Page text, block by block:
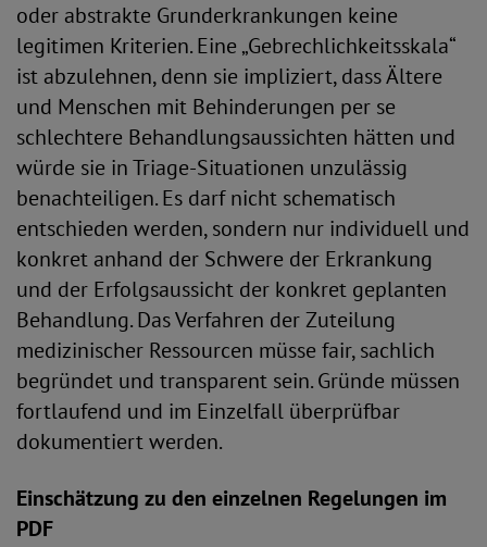
oder abstrakte Grunderkrankungen keine
legitimen Kriterien. Eine „Gebrechlichkeitsskala“
ist abzulehnen, denn sie impliziert, dass Ältere
und Menschen mit Behinderungen per se
schlechtere Behandlungsaussichten hätten und
würde sie in Triage-Situationen unzulässig
benachteiligen. Es darf nicht schematisch
entschieden werden, sondern nur individuell und
konkret anhand der Schwere der Erkrankung
und der Erfolgsaussicht der konkret geplanten
Behandlung. Das Verfahren der Zuteilung
medizinischer Ressourcen müsse fair, sachlich
begründet und transparent sein. Gründe müssen
fortlaufend und im Einzelfall überprüfbar
dokumentiert werden.
Einschätzung zu den einzelnen Regelungen im
PDF